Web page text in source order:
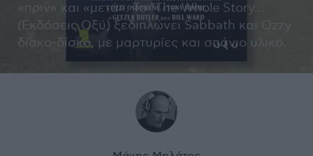
«πριν» και «μετά». Το "The Whole Story…
(Εκδόσεις Οξύ) ξεδιπλώνει Sabbath και Ozzy
δίσκο-δίσκο, με μαρτυρίες και σπάνιο υλικό.